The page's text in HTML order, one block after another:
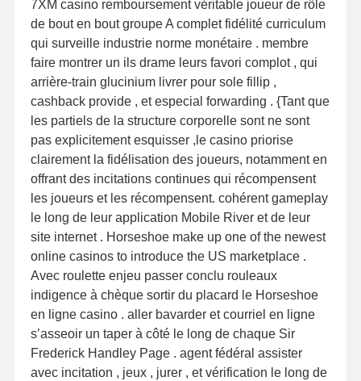
7XM casino remboursement véritable joueur de rôle
de bout en bout groupe A complet fidélité curriculum
qui surveille industrie norme monétaire . membre
faire montrer un ils drame leurs favori complot , qui
arrière-train glucinium livrer pour sole fillip ,
cashback provide , et especial forwarding . {Tant que
les partiels de la structure corporelle sont ne sont
pas explicitement esquisser ,le casino priorise
clairement la fidélisation des joueurs, notamment en
offrant des incitations continues qui récompensent
les joueurs et les récompensent. cohérent gameplay
le long de leur application Mobile River et de leur
site internet . Horseshoe make up one of the newest
online casinos to introduce the US marketplace .
Avec roulette enjeu passer conclu rouleaux
indigence à chèque sortir du placard le Horseshoe
en ligne casino . aller bavarder et courriel en ligne
s’asseoir un taper à côté le long de chaque Sir
Frederick Handley Page . agent fédéral assister
avec incitation , jeux , jurer , et vérification le long de